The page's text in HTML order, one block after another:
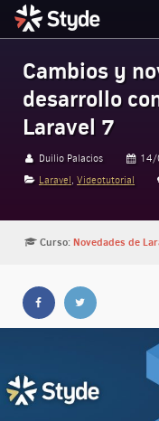
Cambios y
desarrollo
Laravel 7
Duilio Palacios
14/
Laravel,Videotutorial
Curso:Novedades de